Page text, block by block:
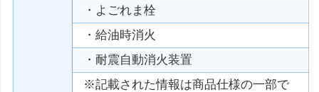
・よごれま栓
・給油時消火
・耐震自動消火装置
※記載された情報は商品仕様の一部で